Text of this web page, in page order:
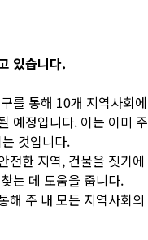
있습니다.
를 통해 10개 지역사회
예정입니다. 이는 이미
것입니다.
전한 지역, 건물을 짓기
는 데 도움을 줍니다.
해 주 내 모든 지역사회